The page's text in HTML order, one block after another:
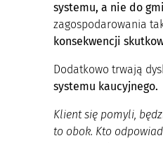
systemu, a nie do
zagospodarowania
konsekwencji
Dodatkowo trwają
systemu kaucyjnego.
Klient się pomyli,
to obok. Kto